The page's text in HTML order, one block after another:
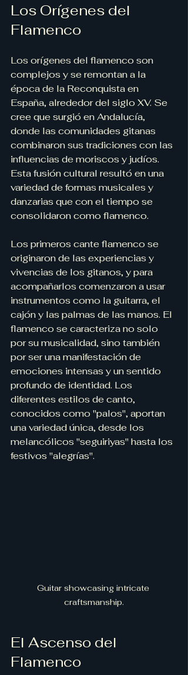
Los Orígenes del
Flamenco
Los orígenes del flamenco son
complejos y se remontan a la
época de la Reconquista en
España, alrededor del siglo XV. Se
cree que surgió en Andalucía,
donde las comunidades gitanas
combinaron sus tradiciones con las
influencias de moriscos y judíos.
Esta fusión cultural resultó en una
variedad de formas musicales y
danzarias que con el tiempo se
consolidaron como flamenco.
Los primeros cante flamenco se
originaron de las experiencias y
vivencias de los gitanos, y para
acompañarlos comenzaron a usar
instrumentos como la guitarra, el
cajón y las palmas de las manos. El
flamenco se caracteriza no solo
por su musicalidad, sino también
por ser una manifestación de
emociones intensas y un sentido
profundo de identidad. Los
diferentes estilos de canto,
conocidos como "palos", aportan
una variedad única, desde los
melancólicos "seguiriyas" hasta los
festivos "alegrías".
Guitar showcasing intricate
craftsmanship.
El Ascenso del
Flamenco